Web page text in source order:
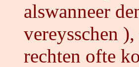
alswanneer
vereysschen
rechten ofte